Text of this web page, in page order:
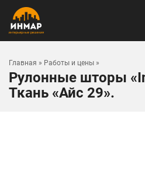
Главная » Работы и цены »
Рулонные шторы
Ткань «Айс 29».